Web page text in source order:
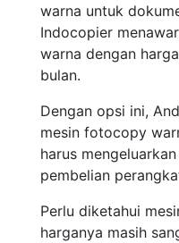
warna untuk
Indocopier
warna dengan
bulan.
Dengan opsi ini,
mesin fotocopy
harus
pembelian
Perlu diketahui
harganya masih